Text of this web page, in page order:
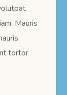
Mauris
tortor